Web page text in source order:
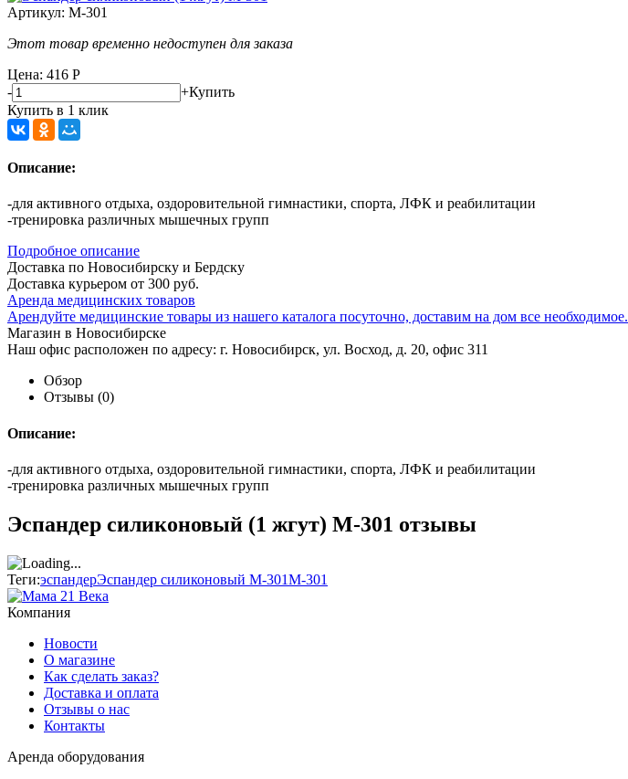
Артикул: М-301
Этот товар временно недоступен для заказа
Цена: 416 Р
-
+Купить
Купить в 1 клик
Описание:
-для активного отдыха, оздоровительной гимнастики, спорта, ЛФК и реабилитации
-тренировка различных мышечных групп
Подробное описание
Доставка по Новосибирску и Бердску
Доставка курьером от 300 руб.
Аренда медицинских товаров
Арендуйте медицинские товары из нашего каталога посуточно, доставим на дом все необходимое.
Магазин в Новосибирске
Наш офис расположен по адресу: г. Новосибирск, ул. Восход, д. 20, офис 311
Обзор
Отзывы (0)
Описание:
-для активного отдыха, оздоровительной гимнастики, спорта, ЛФК и реабилитации
-тренировка различных мышечных групп
Эспандер силиконовый (1 жгут) М-301 отзывы
Теги:эспандерЭспандер силиконовый М-301М-301
Компания
Новости
О магазине
Как сделать заказ?
Доставка и оплата
Отзывы о нас
Контакты
Аренда оборудования